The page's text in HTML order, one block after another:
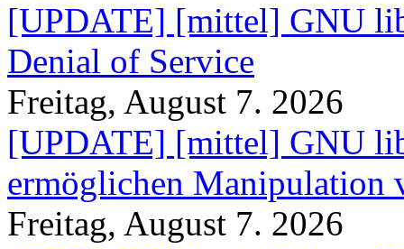
[UPDATE] [mittel] GNU
Denial of Service
Freitag, August 7. 2026
[UPDATE] [mittel] GNU
ermöglichen Manipulation
Freitag, August 7. 2026